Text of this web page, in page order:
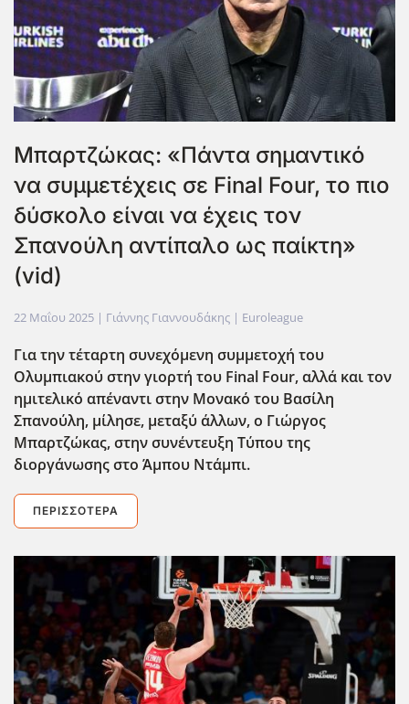
Μπαρτζώκας: «Πάντα σημαντικό
να συμμετέχεις σε Final Four, το πιο
δύσκολο είναι να έχεις τον
Σπανούλη αντίπαλο ως παίκτη»
(vid)
22 Μαΐου 2025 | Γιάννης Γιαννουδάκης | Euroleague
Για την τέταρτη συνεχόμενη συμμετοχή του
Ολυμπιακού στην γιορτή του Final Four, αλλά και τον
ημιτελικό απέναντι στην Μονακό του Βασίλη
Σπανούλη, μίλησε, μεταξύ άλλων, ο Γιώργος
Μπαρτζώκας, στην συνέντευξη Τύπου της
διοργάνωσης στο Άμπου Ντάμπι.
ΠΕΡΙΣΣΌΤΕΡΑ